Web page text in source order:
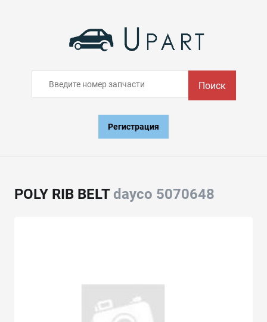
Поиск
Регистрация
POLY RIB BELT dayco 5070648